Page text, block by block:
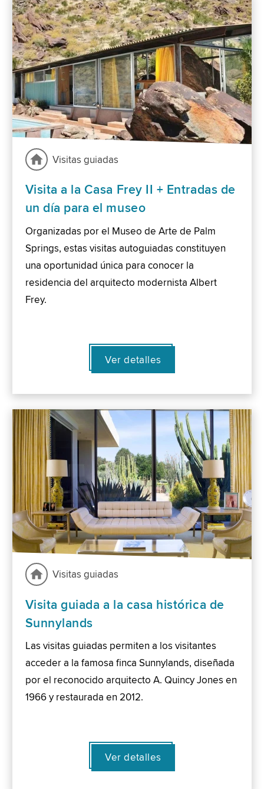
Visitas guiadas
Visita a la Casa Frey II + Entradas de
un día para el museo
Organizadas por el Museo de Arte de Palm
Springs, estas visitas autoguiadas constituyen
una oportunidad única para conocer la
residencia del arquitecto modernista Albert
Frey.
Ver detalles
Visitas guiadas
Visita guiada a la casa histórica de
Sunnylands
Las visitas guiadas permiten a los visitantes
acceder a la famosa finca Sunnylands, diseñada
por el reconocido arquitecto A. Quincy Jones en
1966 y restaurada en 2012.
Ver detalles